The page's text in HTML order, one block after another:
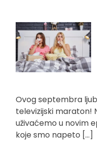
Ovog septembra
televizijski maraton!
uživaćemo u novim
koje smo napeto […]